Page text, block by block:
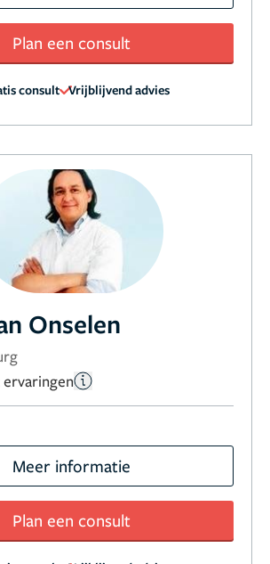
Plan een consult
consult Vrijblijvend advies
Onselen
ervaringen
Meer informatie
Plan een consult